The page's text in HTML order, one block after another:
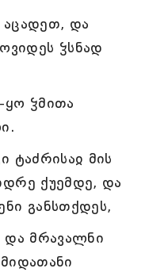
და
ჴსნად
ჴმითა
ტაძრისაჲ მის
ქუემდე, და
განსთქდეს,
და მრავალნი